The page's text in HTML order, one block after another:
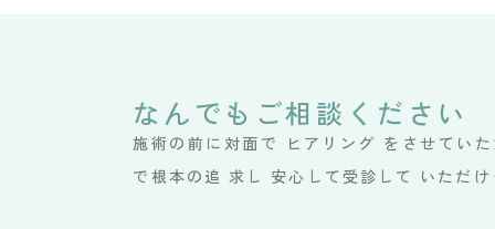
なんでもご相談ください
施術の前に対面で ヒアリング をさせてい
で根本の追 求し 安心して受診して いただ